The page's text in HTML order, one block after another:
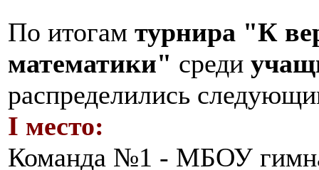
По итогам турнира "К
математики" среди
распределились
I место:
Команда №1 - МБОУ